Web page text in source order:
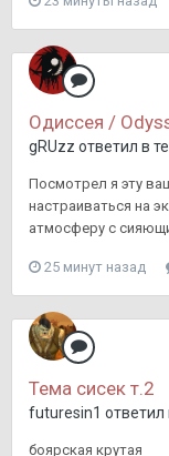
Одиссея /
gRUzz ответил в
Посмотрел я эту
настраиваться на
атмосферу с
25 минут назад
Тема сисек т.2
futuresin1 ответил
боярская крутая